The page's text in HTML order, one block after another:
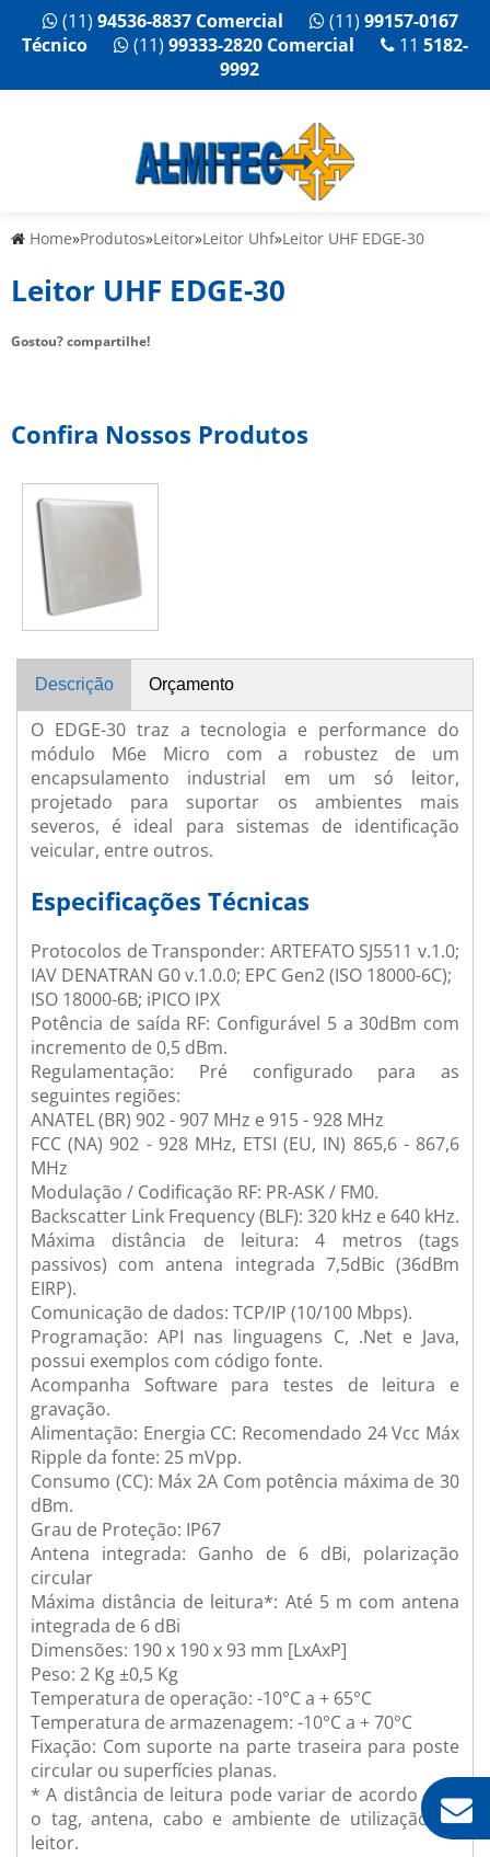
(11) 94536-8837 Comercial (11) 99157-0167
Técnico
(11) 99333-2820 Comercial 11 5182-
9992
Home»Produtos»Leitor»Leitor Uhf»Leitor UHF EDGE-30
Leitor UHF EDGE-30
Gostou? compartilhe!
Confira Nossos Produtos
Descrição Orçamento
O EDGE-30 traz a tecnologia e performance do
módulo M6e Micro com a robustez de um
encapsulamento industrial em um só leitor,
projetado para suportar os ambientes mais
severos, é ideal para sistemas de identificação
veicular, entre outros.
Especificações Técnicas
Protocolos de Transponder: ARTEFATO SJ5511 v.1.0;
IAV DENATRAN G0 v.1.0.0; EPC Gen2 (ISO 18000-6C);
ISO 18000-6B; iPICO IPX
Potência de saída RF: Configurável 5 a 30dBm com
incremento de 0,5 dBm.
Regulamentação: Pré configurado para as
seguintes regiões:
ANATEL (BR) 902 - 907 MHz e 915 - 928 MHz
FCC (NA) 902 - 928 MHz, ETSI (EU, IN) 865,6 - 867,6
MHz
Modulação / Codificação RF: PR-ASK / FM0.
Backscatter Link Frequency (BLF): 320 kHz e 640 kHz.
Máxima distância de leitura: 4 metros (tags
passivos) com antena integrada 7,5dBic (36dBm
EIRP).
Comunicação de dados: TCP/IP (10/100 Mbps).
Programação: API nas linguagens C, .Net e Java,
possui exemplos com código fonte.
Acompanha Software para testes de leitura e
gravação.
Alimentação: Energia CC: Recomendado 24 Vcc Máx
Ripple da fonte: 25 mVpp.
Consumo (CC): Máx 2A Com potência máxima de 30
dBm.
Grau de Proteção: IP67
Antena integrada: Ganho de 6 dBi, polarização
circular
Máxima distância de leitura*: Até 5 m com antena
integrada de 6 dBi
Dimensões: 190 x 190 x 93 mm [LxAxP]
Peso: 2 Kg ±0,5 Kg
Temperatura de operação: -10°C a + 65°C
Temperatura de armazenagem: -10°C a + 70°C
Fixação: Com suporte na parte traseira para poste
circular ou superfícies planas.
* A distância de leitura pode variar de acordo com
o tag, antena, cabo e ambiente de utilização do
leitor.